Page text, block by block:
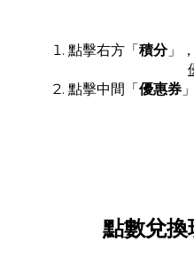
點擊右方「積分」
點擊中間「優惠券
點數兌